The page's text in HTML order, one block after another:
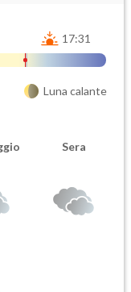
17:31
Luna calante
Sera